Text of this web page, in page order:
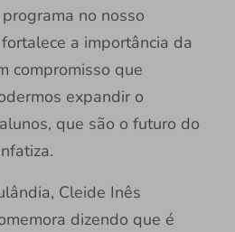
no nosso
a importância da
compromisso que
expandir o
que são o futuro do
Cleide Inês
dizendo que é